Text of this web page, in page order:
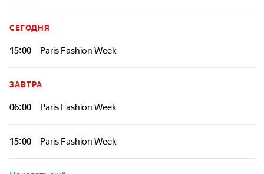
СЕГОДНЯ
15:00 Paris Fashion Week
ЗАВТРА
06:00 Paris Fashion Week
15:00 Paris Fashion Week